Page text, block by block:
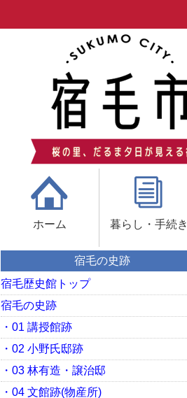
ホーム 暮らし・手続き
宿毛の史跡
宿毛歴史館トップ
宿毛の史跡
・01 講授館跡
・02 小野氏邸跡
・03 林有造・譲治邸
・04 文館跡(物産所)